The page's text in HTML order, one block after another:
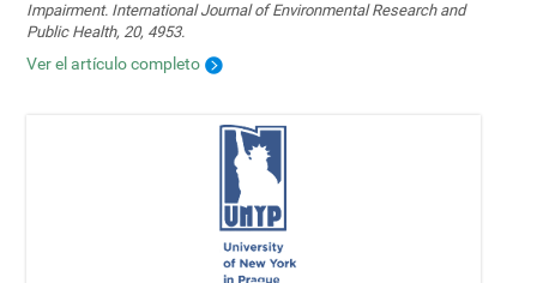
Impairment. International Journal of Environmental Research and
Public Health, 20, 4953.
Ver el artículo completo